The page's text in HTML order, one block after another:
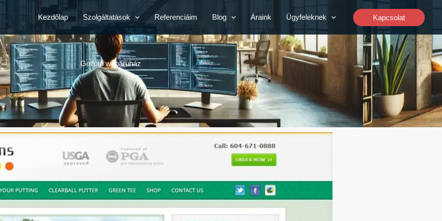
Kezdőlap Szolgáltatások Referenciáim Blog Áraink Ügyfeleknek Kapcsolat
Golfütő webáruház